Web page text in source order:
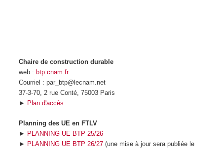
Chaire de construction durable
web : btp.cnam.fr
Courriel : par_btp@lecnam.net
37-3-70, 2 rue Conté, 75003 Paris
► Plan d'accès
Planning des UE en FTLV
► PLANNING UE BTP 25/26
► PLANNING UE BTP 26/27 (une mise à jour sera publiée le